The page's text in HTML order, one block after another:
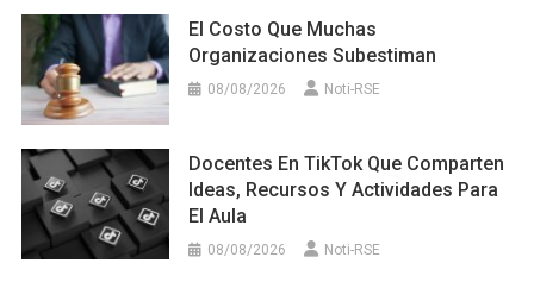
El Costo Que Muchas
Organizaciones Subestiman
08/08/2026 Noti-RSE
Docentes En TikTok Que Comparten
Ideas, Recursos Y Actividades Para
El Aula
08/08/2026 Noti-RSE